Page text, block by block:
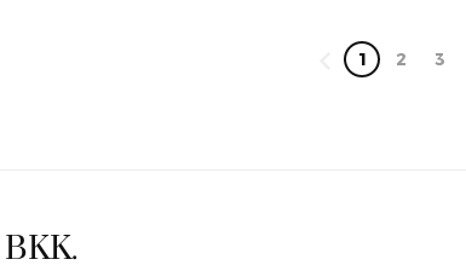
1 2 3
BKK.